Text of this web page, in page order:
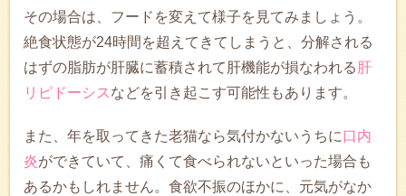
その場合は、フードを変えて様子を見てみましょう。
絶食状態が24時間を超えてきてしまうと、分解される
はずの脂肪が肝臓に蓄積されて肝機能が損なわれる 肝
リピドーシス などを引き起こす可能性もあります。
また、年を取ってきた老猫なら気付かないうちに口内
炎ができていて、痛くて食べられないといった場合も
あるかもしれません。食欲不振のほかに、元気がなか